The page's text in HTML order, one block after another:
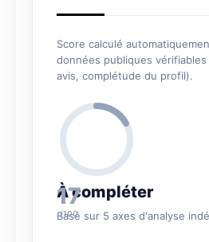
Score calculé
données publiques vérifiables
avis, complétude du profil).
17
/100
À compléter
Basé sur 5 axes d'analyse